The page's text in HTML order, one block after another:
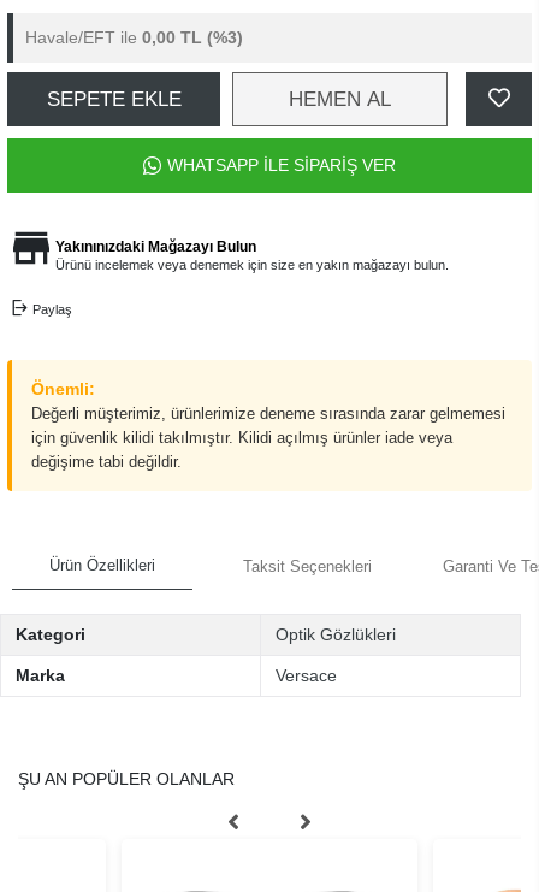
Havale/EFT ile 0,00 TL (%3)
SEPETE EKLE HEMEN AL
WHATSAPP İLE SİPARİŞ VER
Yakınınızdaki Mağazayı Bulun
Ürünü incelemek veya denemek için size en yakın mağazayı bulun.
Paylaş
Önemli:
Değerli müşterimiz, ürünlerimize deneme sırasında zarar gelmemesi
için güvenlik kilidi takılmıştır. Kilidi açılmış ürünler iade veya
değişime tabi değildir.
Ürün Özellikleri Taksit Seçenekleri Garanti Ve
Kategori Optik Gözlükleri
Marka Versace
ŞU AN POPÜLER OLANLAR